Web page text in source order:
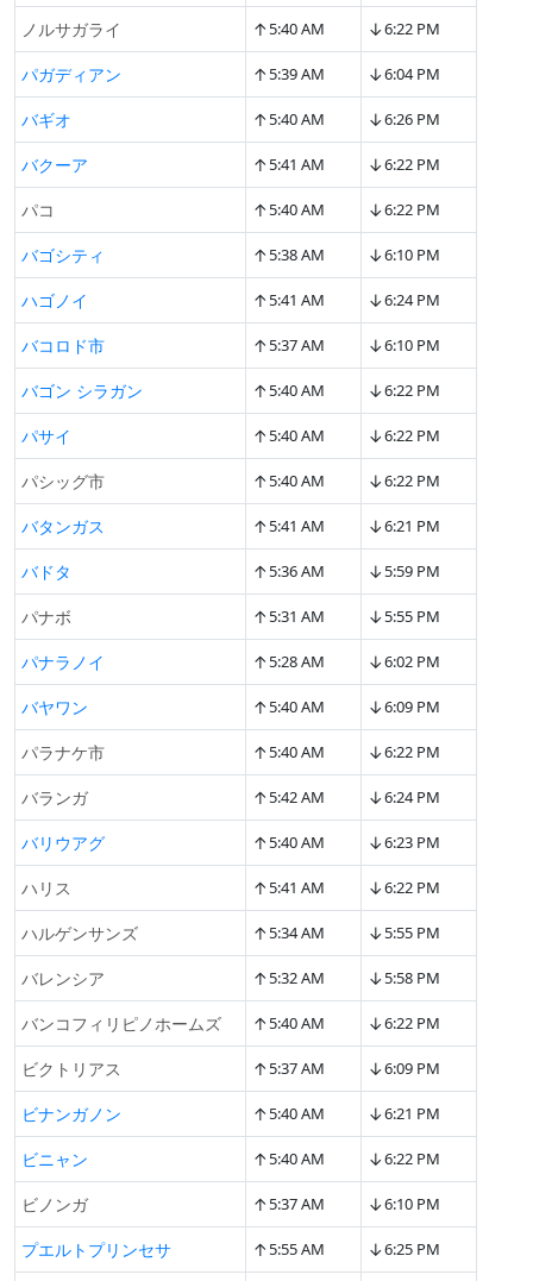
ノルサガライ ↑5:40 AM ↓6:22 PM
パガディアン ↑5:39 AM ↓6:04 PM
バギオ ↑5:40 AM ↓6:26 PM
バクーア ↑5:41 AM ↓6:22 PM
パコ ↑5:40 AM ↓6:22 PM
バゴシティ ↑5:38 AM ↓6:10 PM
ハゴノイ ↑5:41 AM ↓6:24 PM
バコロド市 ↑5:37 AM ↓6:10 PM
バゴン シラガン ↑5:40 AM ↓6:22 PM
パサイ ↑5:40 AM ↓6:22 PM
パシッグ市 ↑5:40 AM ↓6:22 PM
バタンガス ↑5:41 AM ↓6:21 PM
バドタ ↑5:36 AM ↓5:59 PM
パナボ ↑5:31 AM ↓5:55 PM
パナラノイ ↑5:28 AM ↓6:02 PM
バヤワン ↑5:40 AM ↓6:09 PM
パラナケ市 ↑5:40 AM ↓6:22 PM
バランガ ↑5:42 AM ↓6:24 PM
バリウアグ ↑5:40 AM ↓6:23 PM
ハリス ↑5:41 AM ↓6:22 PM
ハルゲンサンズ ↑5:34 AM ↓5:55 PM
バレンシア ↑5:32 AM ↓5:58 PM
バンコフィリピノホームズ ↑5:40 AM ↓6:22 PM
ビクトリアス ↑5:37 AM ↓6:09 PM
ビナンガノン ↑5:40 AM ↓6:21 PM
ビニャン ↑5:40 AM ↓6:22 PM
ビノンガ ↑5:37 AM ↓6:10 PM
プエルトプリンセサ ↑5:55 AM ↓6:25 PM